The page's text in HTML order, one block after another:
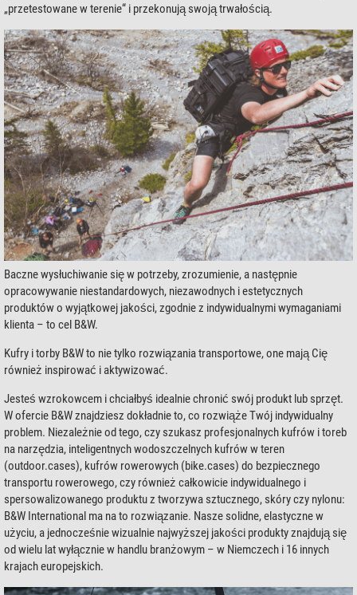
„przetestowane w terenie“ i przekonują swoją trwałością.
Baczne wysłuchiwanie się w potrzeby, zrozumienie, a następnie
opracowywanie niestandardowych, niezawodnych i estetycznych
produktów o wyjątkowej jakości, zgodnie z indywidualnymi wymaganiami
klienta – to cel B&W.
Kufry i torby B&W to nie tylko rozwiązania transportowe, one mają Cię
również inspirować i aktywizować.
Jesteś wzrokowcem i chciałbyś idealnie chronić swój produkt lub sprzęt.
W ofercie B&W znajdziesz dokładnie to, co rozwiąże Twój indywidualny
problem. Niezależnie od tego, czy szukasz profesjonalnych kufrów i toreb
na narzędzia, inteligentnych wodoszczelnych kufrów w teren
(outdoor.cases), kufrów rowerowych (bike.cases) do bezpiecznego
transportu rowerowego, czy również całkowicie indywidualnego i
spersowalizowanego produktu z tworzywa sztucznego, skóry czy nylonu:
B&W International ma na to rozwiązanie. Nasze solidne, elastyczne w
użyciu, a jednocześnie wizualnie najwyższej jakości produkty znajdują się
od wielu lat wyłącznie w handlu branżowym – w Niemczech i 16 innych
krajach europejskich.